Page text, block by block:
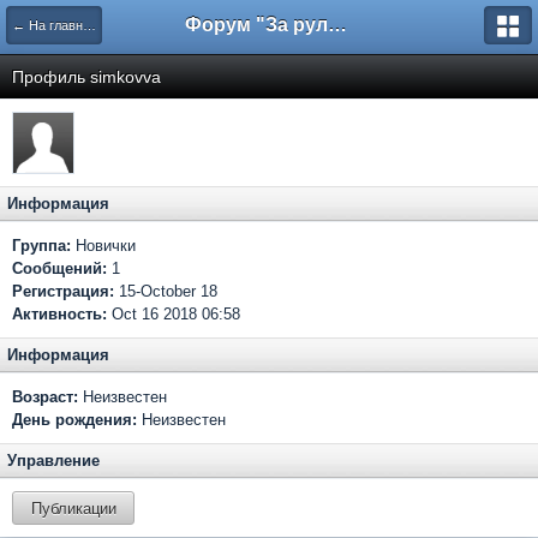
← На главную Форум "За рулем"
Профиль simkovva
Информация
Группа: Новички
Сообщений: 1
Регистрация: 15-October 18
Активность: Oct 16 2018 06:58
Информация
Возраст: Неизвестен
День рождения: Неизвестен
Управление
Публикации